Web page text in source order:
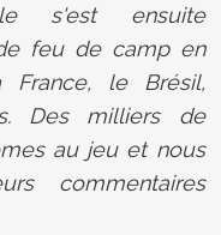
s'est ensuite
feu de camp en
le Brésil,
Des milliers de
au jeu et nous
commentaires